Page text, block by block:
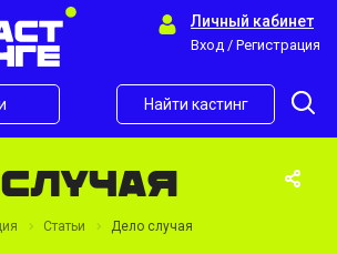
Личный кабинет
Вход / Регистрация
Найти кастинг
Статьи Дело случая